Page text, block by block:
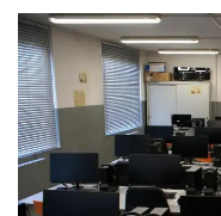
Cerca
per
comune
Ricerca
avanzata